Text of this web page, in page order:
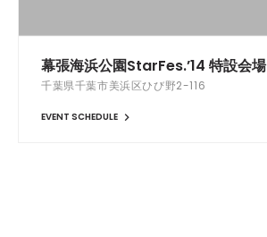
幕張海浜公園StarFes.’14 特設会場
千葉県千葉市美浜区ひび野2-116
EVENT SCHEDULE